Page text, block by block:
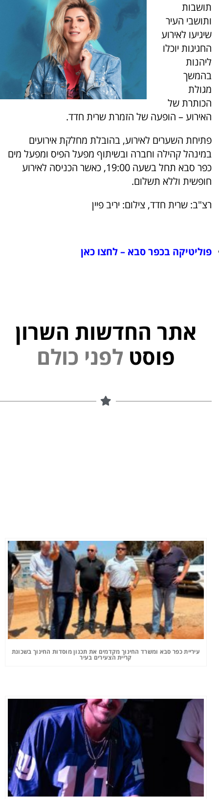
תושבות
ותושבי העיר
שיגיעו לאירוע
החגיגות יוכלו
ליהנות
בהמשך
מגולת
הכותרת של
האירוע – הופעה של הזמרת שרית חדד.
פתיחת השערים לאירוע, בהובלת מחלקת אירועים
במינהל קהילה וחברה ובשיתוף מפעל הפיס ומפעל מים
כפר סבא תחל בשעה 19:00, כאשר הכניסה לאירוע
חופשית וללא תשלום.
רצ"ב: שרית חדד, צילום: יריב פיין
פוליטיקה בכפר סבא – לחצו כאן
אתר החדשות השרון
פוסט
עיריית כפר סבא ומשרד החינוך מקדמים את תכנון מוסדות החינוך בשכונת
קריית הצעירים בעיר